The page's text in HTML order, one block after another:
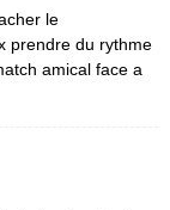
le
prendre du rythme
amical face a